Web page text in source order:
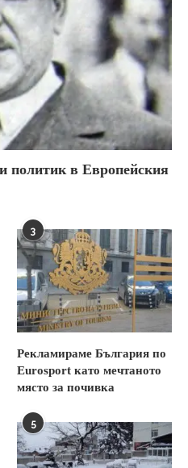
политик в Европейския
3
Рекламираме България по
Eurosport като мечтаното
място за почивка
5